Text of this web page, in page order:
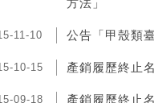
方法」
11-10 公告「甲殼類
10-15 產銷履歷終止
09-18 產銷履歷終止